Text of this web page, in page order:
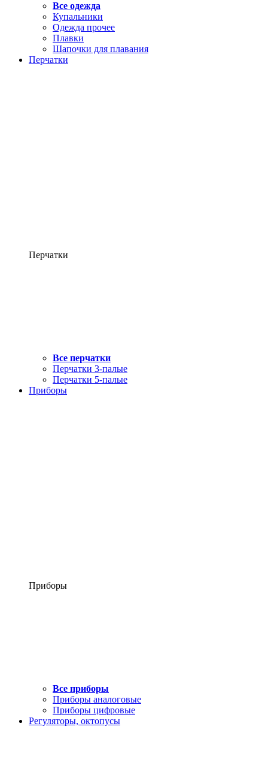
Все одежда
Купальники
Одежда прочее
Плавки
Шапочки для плавания
Перчатки
Перчатки
Все перчатки
Перчатки 3-палые
Перчатки 5-палые
Приборы
Приборы
Все приборы
Приборы аналоговые
Приборы цифровые
Регуляторы, октопусы